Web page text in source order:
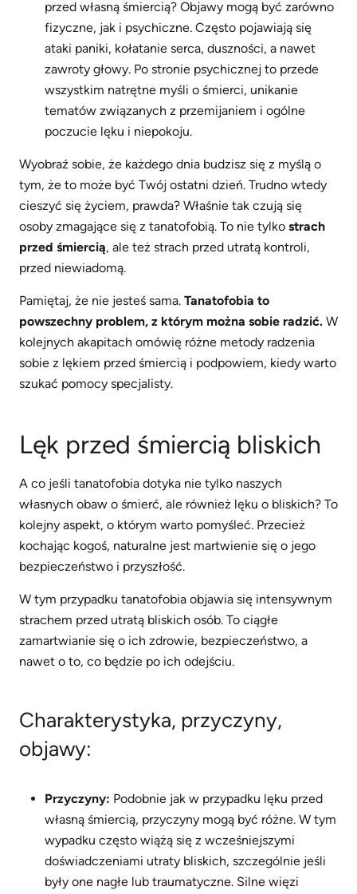
przed własną śmiercią? Objawy mogą być zarówno
fizyczne, jak i psychiczne. Często pojawiają się
ataki paniki, kołatanie serca, duszności, a nawet
zawroty głowy. Po stronie psychicznej to przede
wszystkim natrętne myśli o śmierci, unikanie
tematów związanych z przemijaniem i ogólne
poczucie lęku i niepokoju.
Wyobraź sobie, że każdego dnia budzisz się z myślą o
tym, że to może być Twój ostatni dzień. Trudno wtedy
cieszyć się życiem, prawda? Właśnie tak czują się
osoby zmagające się z tanatofobią. To nie tylko strach
przed śmiercią, ale też strach przed utratą kontroli,
przed niewiadomą.
Pamiętaj, że nie jesteś sama. Tanatofobia to
powszechny problem, z którym można sobie radzić. W
kolejnych akapitach omówię różne metody radzenia
sobie z lękiem przed śmiercią i podpowiem, kiedy warto
szukać pomocy specjalisty.
Lęk przed śmiercią bliskich
A co jeśli tanatofobia dotyka nie tylko naszych
własnych obaw o śmierć, ale również lęku o bliskich? To
kolejny aspekt, o którym warto pomyśleć. Przecież
kochając kogoś, naturalne jest martwienie się o jego
bezpieczeństwo i przyszłość.
W tym przypadku tanatofobia objawia się intensywnym
strachem przed utratą bliskich osób. To ciągłe
zamartwianie się o ich zdrowie, bezpieczeństwo, a
nawet o to, co będzie po ich odejściu.
Charakterystyka, przyczyny,
objawy:
Przyczyny: Podobnie jak w przypadku lęku przed
własną śmiercią, przyczyny mogą być różne. W tym
wypadku często wiążą się z wcześniejszymi
doświadczeniami utraty bliskich, szczególnie jeśli
były one nagłe lub traumatyczne. Silne więzi